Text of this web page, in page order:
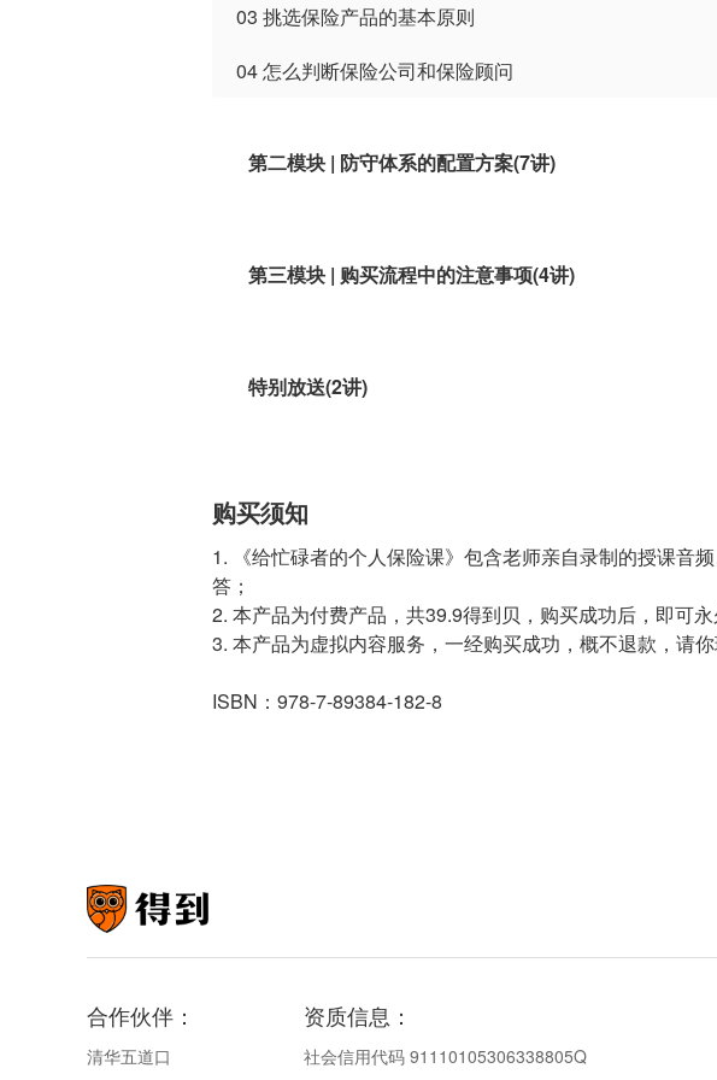
03 挑选保险产品的基本原则
04 怎么判断保险公司和保险顾问
第二模块 | 防守体系的配置方案(7讲)
第三模块 | 购买流程中的注意事项(4讲)
特别放送(2讲)
购买须知
1. 《给忙碌者的个人保险课》包含老师亲自录制的授课音
答；
2. 本产品为付费产品，共39.9得到贝，购买成功后，即可
3. 本产品为虚拟内容服务，一经购买成功，概不退款，请你
ISBN：978-7-89384-182-8
合作伙伴：
清华五道口
资质信息：
社会信用代码 91110105306338805Q